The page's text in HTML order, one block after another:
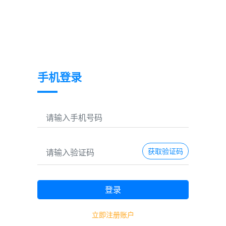
手机登录
获取验证码
登录
立即注册账户